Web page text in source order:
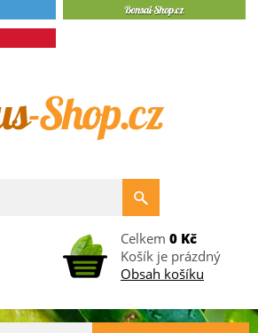
Celkem 0 Kč
Košík je prázdný
Obsah košíku